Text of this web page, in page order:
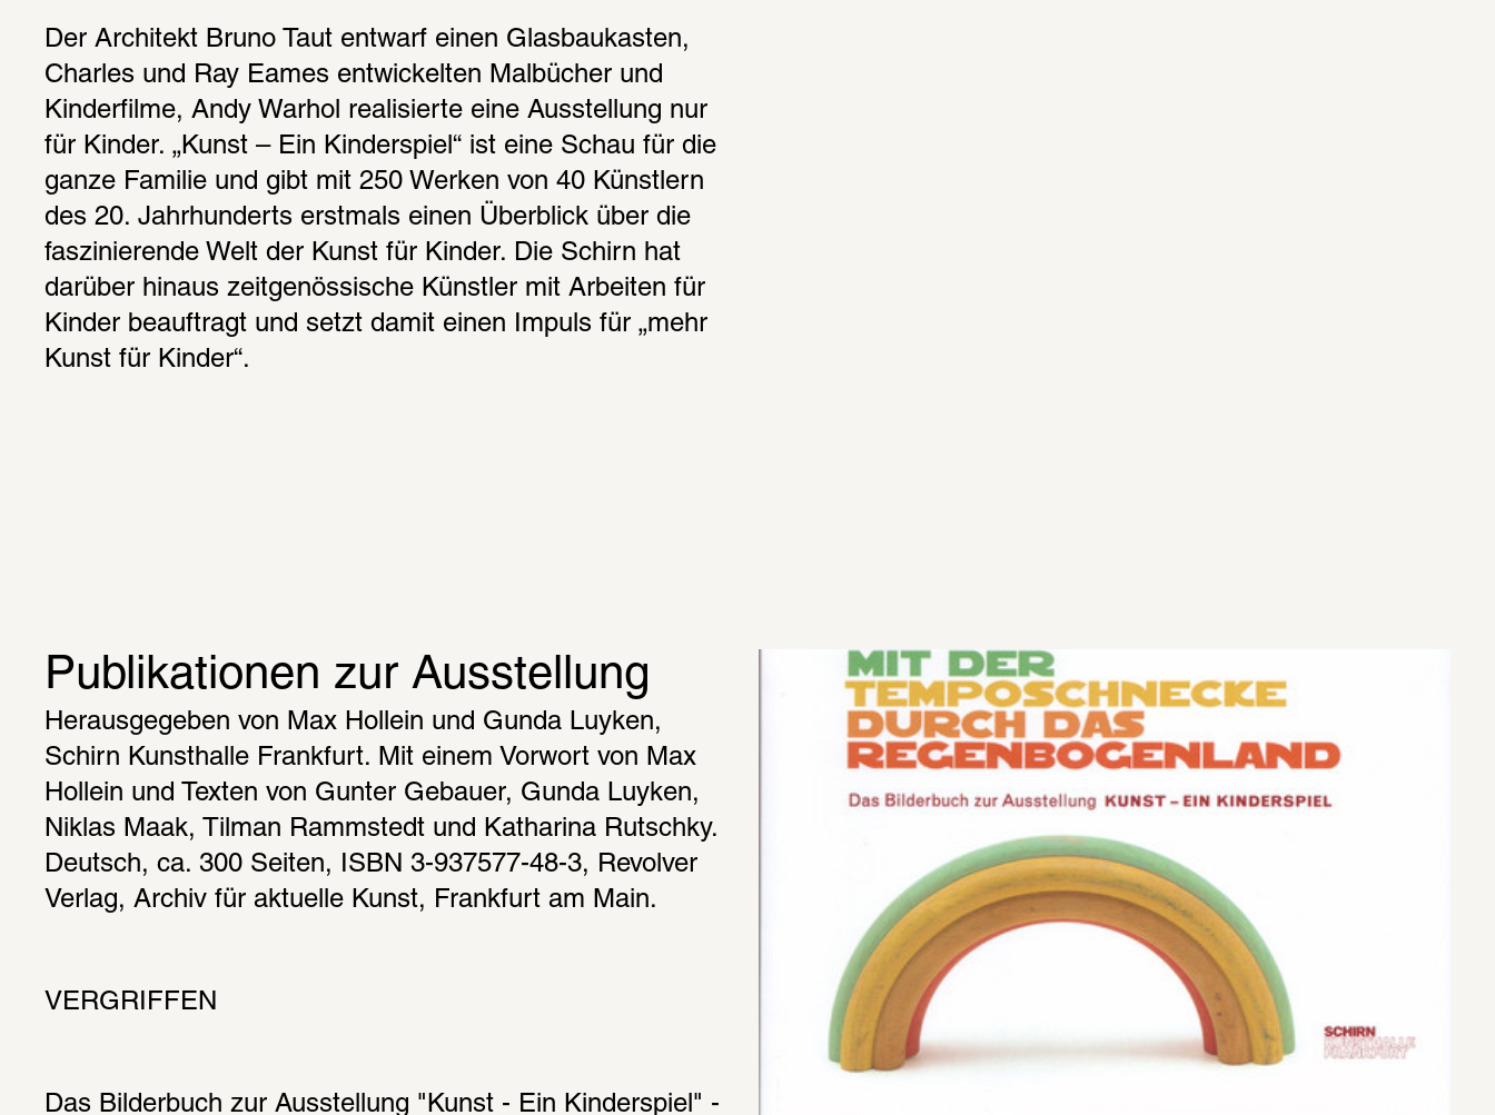
Der Architekt Bruno Taut entwarf einen Glasbaukasten,
Charles und Ray Eames entwickelten Malbücher und
Kinderfilme, Andy Warhol realisierte eine Ausstellung nur
für Kinder. „Kunst – Ein Kinderspiel“ ist eine Schau für die
ganze Familie und gibt mit 250 Werken von 40 Künstlern
des 20. Jahrhunderts erstmals einen Überblick über die
faszinierende Welt der Kunst für Kinder. Die Schirn hat
darüber hinaus zeitgenössische Künstler mit Arbeiten für
Kinder beauftragt und setzt damit einen Impuls für „mehr
Kunst für Kinder“.
Publikationen zur Ausstellung
Herausgegeben von Max Hollein und Gunda Luyken,
Schirn Kunsthalle Frankfurt. Mit einem Vorwort von Max
Hollein und Texten von Gunter Gebauer, Gunda Luyken,
Niklas Maak, Tilman Rammstedt und Katharina Rutschky.
Deutsch, ca. 300 Seiten, ISBN 3-937577-48-3, Revolver
Verlag, Archiv für aktuelle Kunst, Frankfurt am Main.
VERGRIFFEN
Das Bilderbuch zur Ausstellung "Kunst - Ein Kinderspiel" -